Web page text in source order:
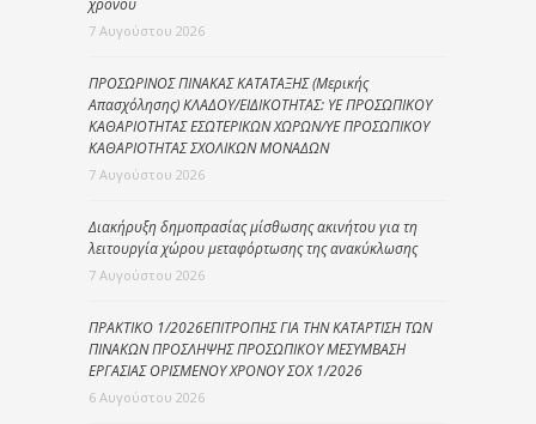
7 Αυγούστου 2026
ΠΡΟΣΩΡΙΝΟΣ ΠΙΝΑΚΑΣ ΚΑΤΑΤΑΞΗΣ (Μερικής
Απασχόλησης) ΚΛΑΔΟΥ/ΕΙΔΙΚΟΤΗΤΑΣ: ΥΕ ΠΡΟΣΩΠΙΚΟΥ
ΚΑΘΑΡΙΟΤΗΤΑΣ ΕΣΩΤΕΡΙΚΩΝ ΧΩΡΩΝ/ΥΕ ΠΡΟΣΩΠΙΚΟΥ
ΚΑΘΑΡΙΟΤΗΤΑΣ ΣΧΟΛΙΚΩΝ ΜΟΝΑΔΩΝ
7 Αυγούστου 2026
Διακήρυξη δημοπρασίας μίσθωσης ακινήτου για τη
λειτουργία χώρου μεταφόρτωσης της ανακύκλωσης
7 Αυγούστου 2026
ΠΡΑΚΤΙΚΟ 1/2026ΕΠΙΤΡΟΠΗΣ ΓΙΑ ΤΗΝ ΚΑΤΑΡΤΙΣΗ ΤΩΝ
ΠΙΝΑΚΩΝ ΠΡΟΣΛΗΨΗΣ ΠΡΟΣΩΠΙΚΟΥ ΜΕΣΥΜΒΑΣΗ
ΕΡΓΑΣΙΑΣ ΟΡΙΣΜΕΝΟΥ ΧΡΟΝΟΥ ΣΟΧ 1/2026
6 Αυγούστου 2026